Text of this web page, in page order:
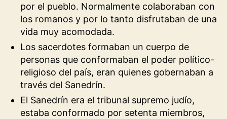
por el pueblo. Normalmente colaboraban con
los romanos y por lo tanto disfrutaban de una
vida muy acomodada.
Los sacerdotes formaban un cuerpo de
personas que conformaban el poder político-
religioso del país, eran quienes gobernaban a
través del Sanedrín.
El Sanedrín era el tribunal supremo judío,
estaba conformado por setenta miembros,